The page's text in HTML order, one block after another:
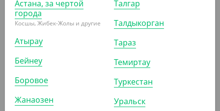
Астана, за чертой
города
Косшы, Жибек-Жолы и другие
Атырау
Бейнеу
Боровое
Жанаозен
Талгар
Талдыкорган
Тараз
Темиртау
Туркестан
Уральск